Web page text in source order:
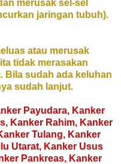
merusak sel-sel
jaringan tubuh).
atau merusak
tidak merasakan
Bila sudah ada keluhan
sudah lanjut.
Payudara, Kanker
Kanker Rahim, Kanker
Tulang, Kanker
Utarat, Kanker Usus
Pankreas, Kanker